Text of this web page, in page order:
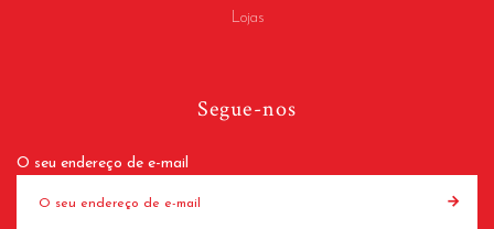
Lojas
Segue-nos
O seu endereço de e-mail